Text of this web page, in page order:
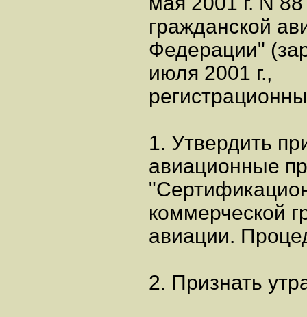
гражданской
Федерации"
июля 2001 г.,
1. Утвердить
авиационные
коммерческой
авиации.
2. Признать